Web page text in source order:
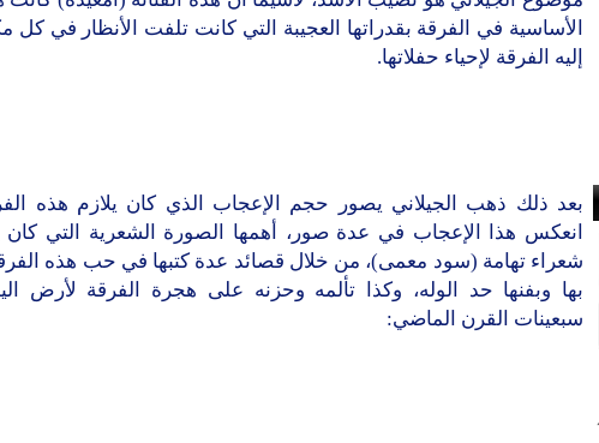
الأساسية في الفرقة بقدراتها العجيبة التي كانت تلفت الأنظار في
إليه الفرقة لإحياء حفلاتها.
بعد ذلك ذهب الجيلاني يصور حجم الإعجاب الذي كان يلازم هذه
انعكس هذا الإعجاب في عدة صور، أهمها الصورة الشعرية التي كان
شعراء تهامة (سود معمى)، من خلال قصائد عدة كتبها في حب هذه
بها وبفنها حد الوله، وكذا تألمه وحزنه على هجرة الفرقة لأرض
سبعينات القرن الماضي: